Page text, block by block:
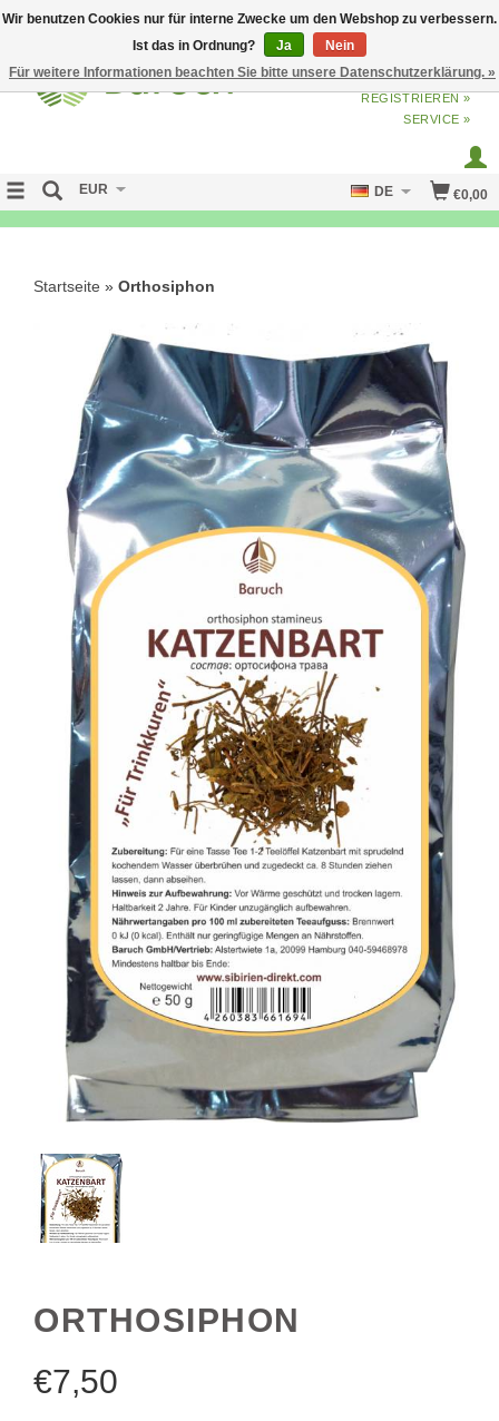
ANMELDENODERJETZT
REGISTRIEREN »
SERVICE »
€0,00
EUR DE
Startseite » Orthosiphon
ORTHOSIPHON
€7,50
Wir benutzen Cookies nur für interne Zwecke um den Webshop zu verbessern.
Ist das in Ordnung?
Ja
Nein
Für weitere Informationen beachten Sie bitte unsere Datenschutzerklärung. »